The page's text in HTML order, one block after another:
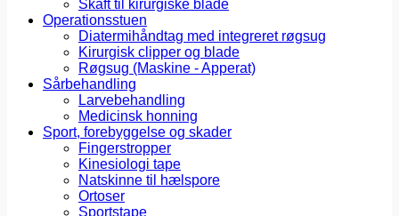
Skaft til kirurgiske blade
Operationsstuen
Diatermihåndtag med integreret røgsug
Kirurgisk clipper og blade
Røgsug (Maskine - Apperat)
Sårbehandling
Larvebehandling
Medicinsk honning
Sport, forebyggelse og skader
Fingerstropper
Kinesiologi tape
Natskinne til hælspore
Ortoser
Sportstape